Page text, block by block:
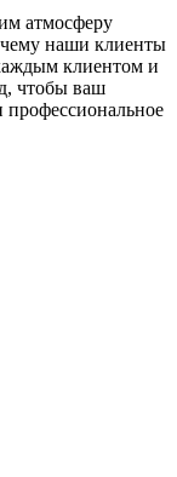
атмосферу
чему наши клиенты
клиентом и
чтобы ваш
профессиональное